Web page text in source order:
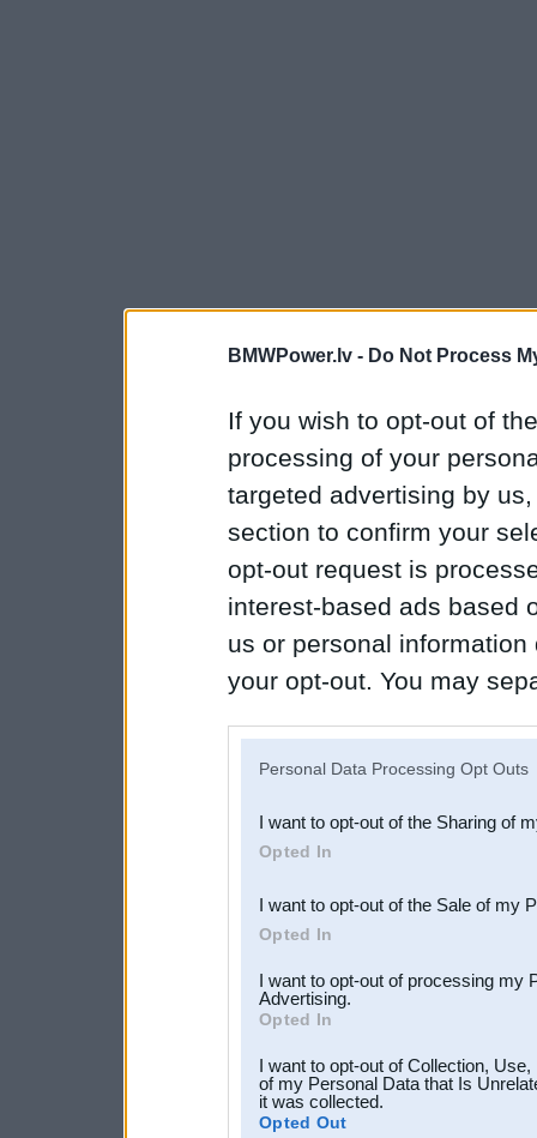
BMWPower.lv - Do Not Process
If you wish to opt-out of
processing of your
targeted advertising by
section to confirm your
opt-out request is
interest-based ads based
us or personal
your opt-out. You may
Downstream Participants
third parties.
Personal Data Processing Opt Outs
I want to opt-out of the Sharing of
Opted In
I want to opt-out of the Sale of my
Opted In
I want to opt-out of processing my
Advertising.
Opted In
I want to opt-out of Collection,
of my Personal Data that Is
it was collected.
Opted Out